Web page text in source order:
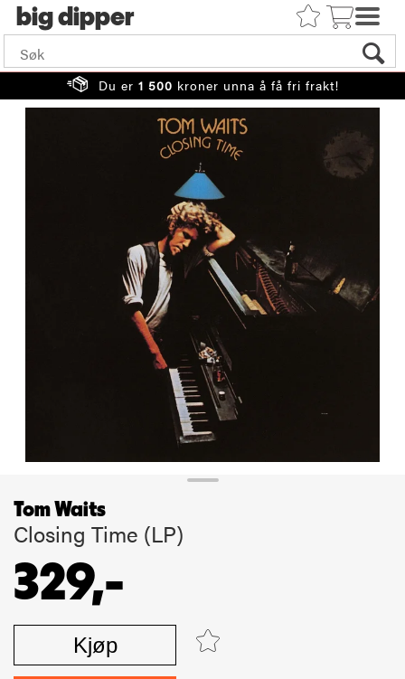
big
Du er 1 500 kroner unna å få fri frakt!
Tom Waits
Closing Time (LP)
329,-
Kjøp